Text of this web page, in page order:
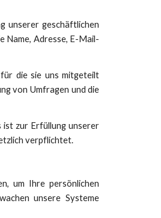
unserer geschäftlichen
Name, Adresse, E-Mail-
die sie uns mitgeteilt
von Umfragen und die
ist zur Erfüllung unserer
verpflichtet.
um Ihre persönlichen
unsere Systeme